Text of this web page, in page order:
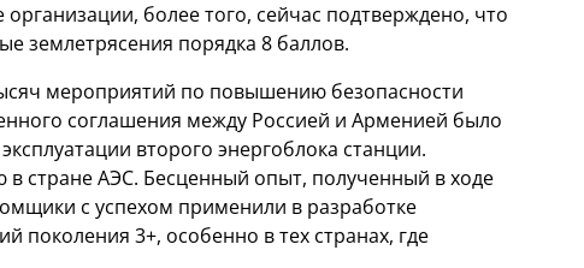
более того, сейчас подтверждено, что
землетрясения порядка 8 баллов.
мероприятий по повышению безопасности
соглашения между Россией и Арменией было
второго энергоблока станции.
стране АЭС. Бесценный опыт, полученный в ходе
с успехом применили в разработке
поколения 3+, особенно в тех странах, где